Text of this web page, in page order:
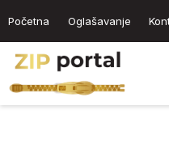
Početna Oglašavanje